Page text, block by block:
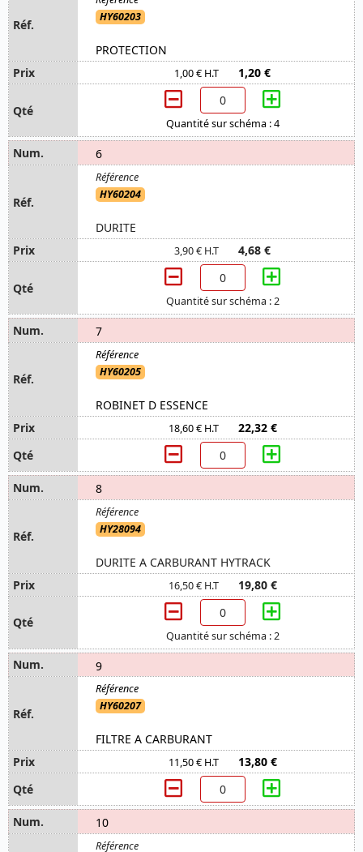
HY60203
PROTECTION
1,00 € H.T 1,20 €
Quantité sur schéma : 4
6
HY60204
DURITE
3,90 € H.T 4,68 €
Quantité sur schéma : 2
7
HY60205
ROBINET D ESSENCE
18,60 € H.T 22,32 €
8
HY28094
DURITE A CARBURANT HYTRACK
16,50 € H.T 19,80 €
Quantité sur schéma : 2
9
HY60207
FILTRE A CARBURANT
11,50 € H.T 13,80 €
10